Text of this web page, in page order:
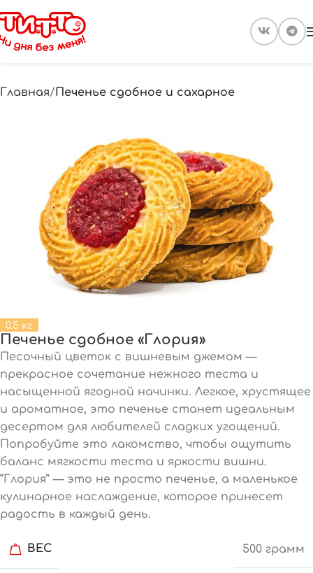
Главная Печенье сдобное и сахарное
0.5 кг
Печенье сдобное «Глория»
Песочный цветок с вишневым джемом —
прекрасное сочетание нежного теста и
насыщенной ягодной начинки. Легкое, хрустящее
и ароматное, это печенье станет идеальным
десертом для любителей сладких угощений.
Попробуйте это лакомство, чтобы ощутить
баланс мягкости теста и яркости вишни.
“Глория” — это не просто печенье, а маленькое
кулинарное наслаждение, которое принесет
радость в каждый день.
ВЕС 500 грамм